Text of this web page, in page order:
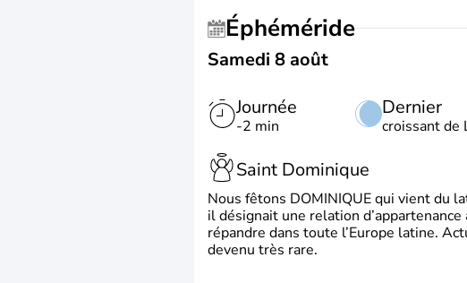
Éphéméride
Samedi 8 août
Journée
-2 min
Dernier
croissant de
Saint Dominique
Nous fêtons DOMINIQUE qui vient du
il désignait une relation
répandre dans toute l’Europe latine.
devenu très rare.